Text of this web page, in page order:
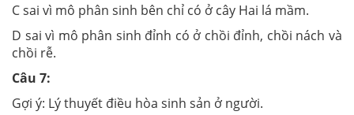
C sai vì mô phân sinh bên chỉ có ở cây Hai lá mầm.
D sai vì mô phân sinh đỉnh có ở chồi đỉnh, chồi nách và
chồi rễ.
Câu 7:
Gợi ý: Lý thuyết điều hòa sinh sản ở người.